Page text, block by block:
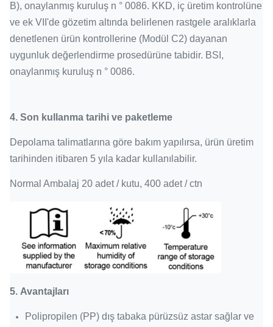
B), onaylanmış kuruluş n ° 0086. KKD, iç üretim kontrolüne
ve ek VII'de gözetim altında belirlenen rastgele aralıklarla
denetlenen ürün kontrollerine (Modül C2) dayanan
uygunluk değerlendirme prosedürüne tabidir. BSI,
onaylanmış kuruluş n ° 0086.
4. Son kullanma tarihi ve paketleme
Depolama talimatlarına göre bakım yapılırsa, ürün üretim
tarihinden itibaren 5 yıla kadar kullanılabilir.
Normal Ambalaj 20 adet / kutu, 400 adet / ctn
5. Avantajları
Polipropilen (PP) dış tabaka pürüzsüz astar sağlar ve